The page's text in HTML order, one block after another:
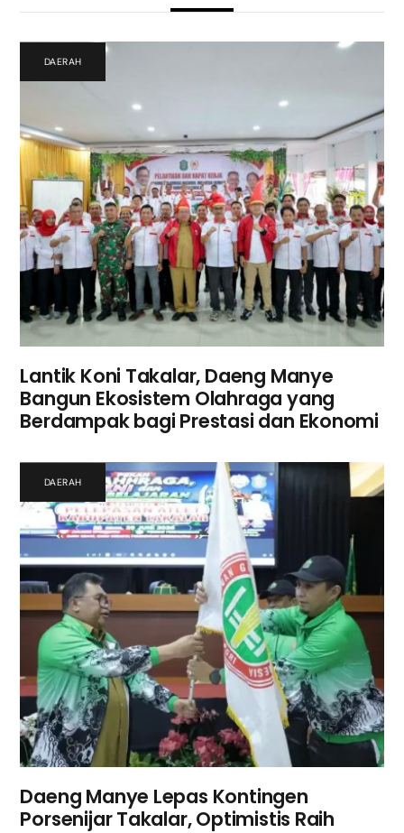
DAERAH
Lantik Koni Takalar, Daeng Manye
Bangun Ekosistem Olahraga yang
Berdampak bagi Prestasi dan Ekonomi
DAERAH
Daeng Manye Lepas Kontingen
Porsenijar Takalar, Optimistis Raih